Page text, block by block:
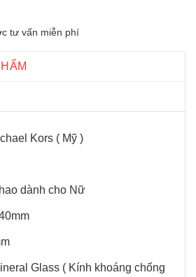
tư vấn miễn phí
Kors ( Mỹ )
dành cho Nữ
Glass ( Kính khoáng chống